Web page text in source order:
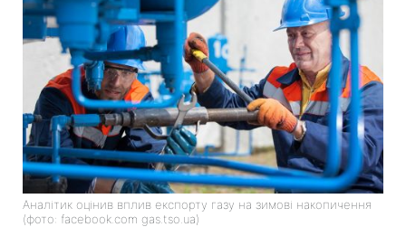
Аналітик оцінив вплив експорту газу на зимові накопичення
(фото: facebook.com gas.tso.ua)